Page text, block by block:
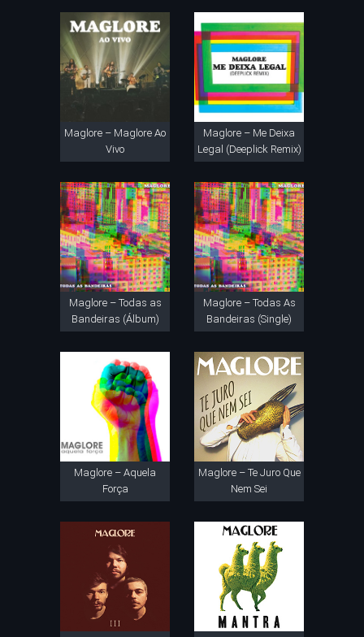
Maglore – Maglore Ao
Vivo
Maglore – Me Deixa
Legal (Deeplick Remix)
Maglore – Todas as
Bandeiras (Álbum)
Maglore – Todas As
Bandeiras (Single)
Maglore – Aquela
Força
Maglore – Te Juro Que
Nem Sei